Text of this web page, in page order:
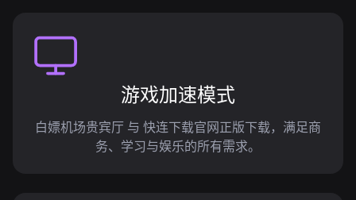
游戏加速模式
白嫖机场贵宾厅 与 快连下载官网正版下载，满足商
务、学习与娱乐的所有需求。